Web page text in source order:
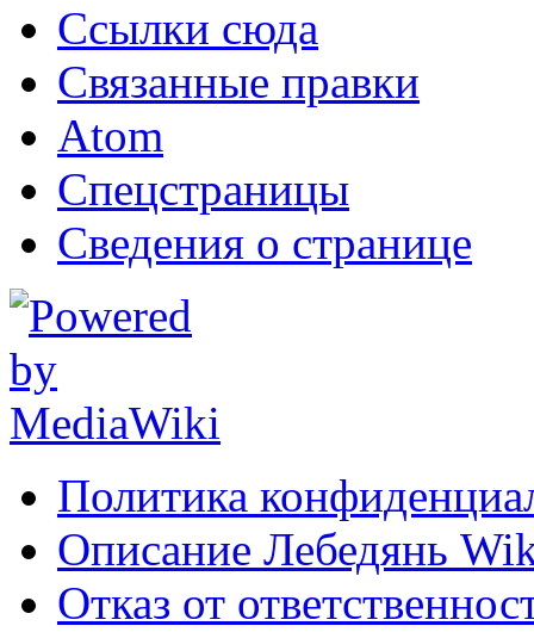
Ссылки сюда
Связанные правки
Atom
Спецстраницы
Сведения о странице
Политика
Описание Лебедянь
Отказ от